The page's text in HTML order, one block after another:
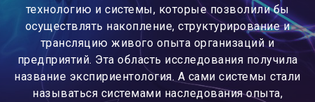
технологию и системы, которые позволили бы
осуществлять накопление, структурирование и
трансляцию живого опыта организаций и
предприятий. Эта область исследования получила
название экспириентология. А сами системы стали
называться системами наследования опыта,